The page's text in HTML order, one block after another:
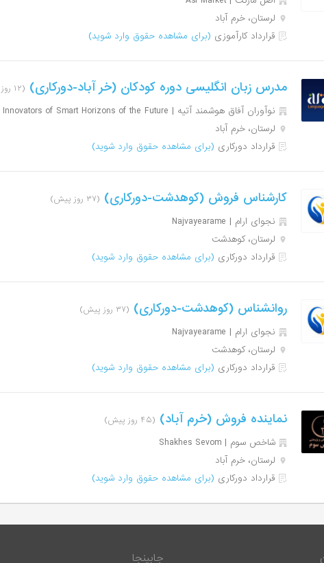
لرستان، خرم آباد
قرارداد کارآموزی (برای مشاهده حقوق وارد شوید)
مدرس زبان انگلیسی دوره کودکان (خر آباد-دورکاری) (۱۲ روز پیش)
نوآوران آفاق هوشمند آتیه | Innovators of Smart Horizons of the Future
لرستان، خرم آباد
قرارداد دورکاری (برای مشاهده حقوق وارد شوید)
کارشناس فروش (کوهدشت-دورکاری) (۳۷ روز پیش)
نجوای ارام | Najvayearame
لرستان، کوهدشت
قرارداد دورکاری (برای مشاهده حقوق وارد شوید)
روانشناس (کوهدشت-دورکاری) (۳۷ روز پیش)
نجوای ارام | Najvayearame
لرستان، کوهدشت
قرارداد دورکاری (برای مشاهده حقوق وارد شوید)
نماینده فروش (خرم آباد) (۴۵ روز پیش)
شاخص سوم | Shakhes Sevom
لرستان، خرم آباد
قرارداد دورکاری (برای مشاهده حقوق وارد شوید)
جابینجا